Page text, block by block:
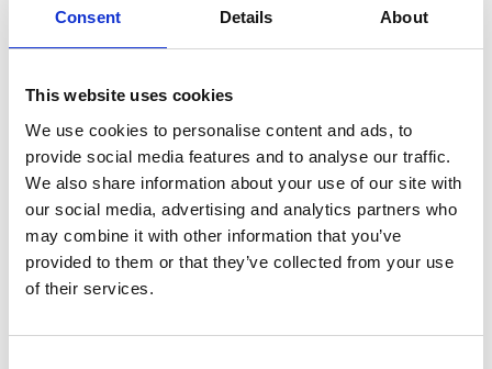
Consent Details About
This website uses cookies
We use cookies to personalise content and ads, to
provide social media features and to analyse our traffic.
We also share information about your use of our site with
our social media, advertising and analytics partners who
may combine it with other information that you’ve
provided to them or that they’ve collected from your use
of their services.
★ ★ ★ ★ ★
täydellinen tuki aktiiviseen palautumiseeni – 20 intensiivistä
minuuttia sopii helposti kiireiseen äitipäivääni. Nautin treenistä
ja nopeista tuloksista todella paljon!”
Tina M.